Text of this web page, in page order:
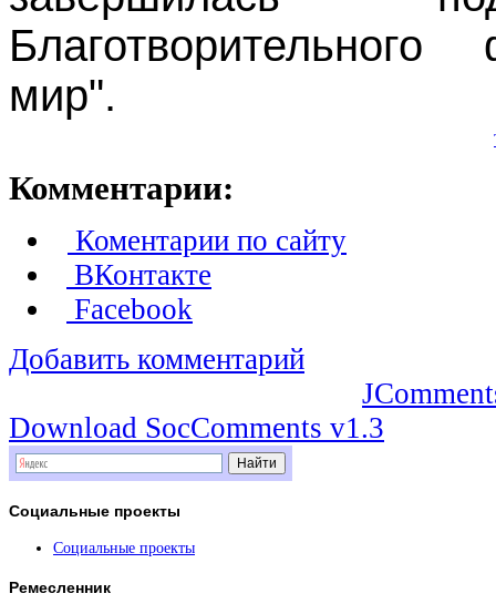
мир".
Комментарии:
Коментарии по сайту
ВКонтакте
Facebook
Добавить комментарий
Download SocComments v1.3
Социальные проекты
Социальные проекты
Ремесленник